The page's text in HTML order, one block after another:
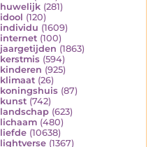
huwelijk (281)
idool (120)
individu (1609)
internet (100)
jaargetijden (1863)
kerstmis (594)
kinderen (925)
klimaat (26)
koningshuis (87)
kunst (742)
landschap (623)
lichaam (480)
liefde (10638)
lightverse (1367)